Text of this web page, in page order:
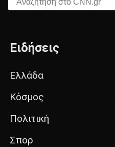
Ειδήσεις
Ελλάδα
Κόσμος
Πολιτική
Σπορ